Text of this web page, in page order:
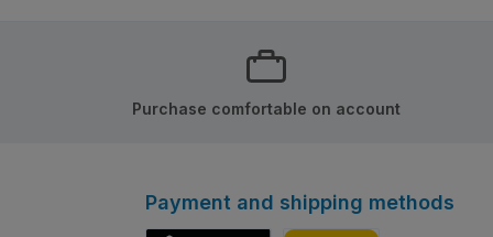
Purchase comfortable on account
Payment and shipping methods